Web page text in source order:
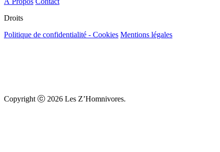
Droits
Politique de confidentialité - Cookies Mentions légales
Copyright ⓒ 2026 Les Z’Homnivores.